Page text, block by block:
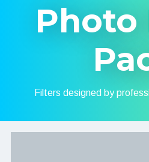
Photo
Filters designed by